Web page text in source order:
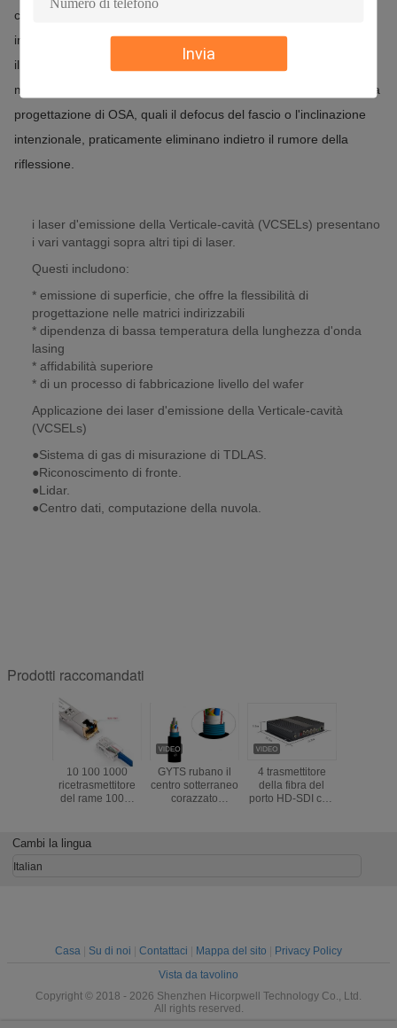
Invia
conseguenza, gli isolatori ottici sono necessari spesso per
impedire la luce riflessa la rappresentazione nuovamente dentro
il laser.
meno suscettibile di queste riflessioni.
Le modifiche semplici nella
progettazione di OSA, quali il defocus del fascio o l'inclinazione
intenzionale, praticamente eliminano indietro il rumore della
riflessione.
i laser d'emissione della Verticale-cavità (VCSELs) presentano
i vari vantaggi sopra altri tipi di laser.
Questi includono:
* emissione di superficie, che offre la flessibilità di
progettazione nelle matrici indirizzabili
* dipendenza di bassa temperatura della lunghezza d'onda
lasing
* affidabilità superiore
* di un processo di fabbricazione livello del wafer
Applicazione dei laser d'emissione della Verticale-cavità
(VCSELs)
●Sistema di gas di misurazione di TDLAS.
●Riconoscimento di fronte.
●Lidar.
●Centro dati, computazione della nuvola.
Prodotti raccomandati
10 100 1000
ricetrasmettitore
del rame 100M
GYTS rubano il
centro sotterraneo
corazzato
4 trasmettitore
della fibra del
porto HD-SDI con
Cambi la lingua
Italian
Casa Su di noi Contattaci Mappa del sito
Privacy Policy
Vista da tavolino
Copyright © 2018 - 2026 Shenzhen Hicorpwell Technology Co., Ltd.
All rights reserved.